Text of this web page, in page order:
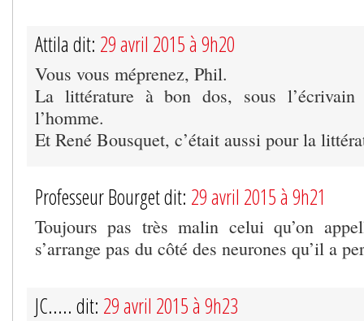
Attila dit: 29 avril 2015 à 9h20
Vous vous méprenez, Phil.
La littérature à bon dos, sous
l’homme.
Et René Bousquet, c’était aussi pour la
Professeur Bourget dit: 29 avril 2015 à 9h21
Toujours pas très malin celui qu’on
s’arrange pas du côté des neurones qu’il a
JC..... dit: 29 avril 2015 à 9h23